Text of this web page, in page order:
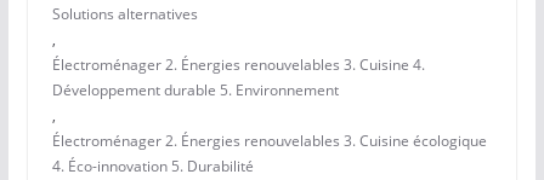
Solutions alternatives
,
Électroménager 2. Énergies renouvelables 3. Cuisine 4.
Développement durable 5. Environnement
,
Électroménager 2. Énergies renouvelables 3. Cuisine écologique
4. Éco-innovation 5. Durabilité